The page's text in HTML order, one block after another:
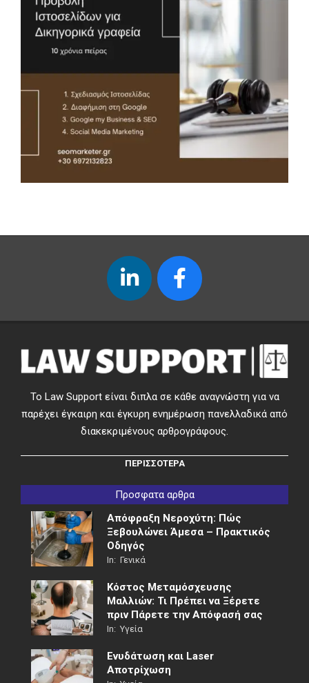
Το Law Support είναι διπλα σε κάθε αναγνώστη για να
παρέχει έγκαιρη και έγκυρη ενημέρωση πανελλαδικά από
διακεκριμένους αρθρογράφους.
ΠΕΡΙΣΣΟΤΕΡΑ
Προσφατα αρθρα
Απόφραξη Νεροχύτη: Πώς
Ξεβουλώνει Άμεσα – Πρακτικός
Οδηγός
In: Γενικά
Κόστος Μεταμόσχευσης
Μαλλιών: Τι Πρέπει να Ξέρετε
πριν Πάρετε την Απόφασή σας
In: Υγεία
Ενυδάτωση και Laser
Αποτρίχωση